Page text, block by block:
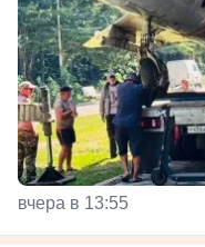
вчера в 13:55